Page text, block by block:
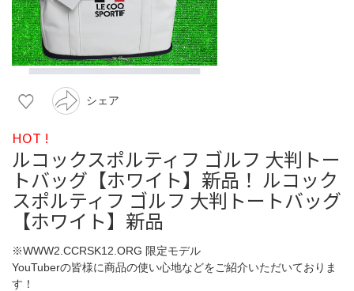
シェア
HOT !
ルコックスポルティフ ゴルフ 大判トー
トバッグ【ホワイト】新品！ ルコック
スポルティフ ゴルフ 大判トートバッグ
【ホワイト】新品
※WWW2.CCRSK12.ORG 限定モデル
YouTuberの皆様に商品の使い心地などをご紹介いただいておりま
す！